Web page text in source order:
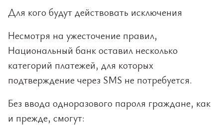
Для кого будут действовать исключения
Несмотря на ужесточение правил,
Национальный банк оставил несколько
категорий платежей, для которых
подтверждение через SMS не потребуется.
Без ввода одноразового пароля граждане, как
и прежде, смогут: